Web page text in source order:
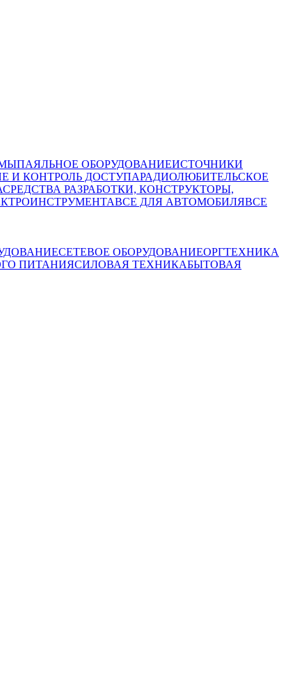
ПАЯЛЬНОЕ ОБОРУДОВАНИЕИСТОЧНИКИ
И КОНТРОЛЬ ДОСТУПАРАДИОЛЮБИТЕЛЬСКОЕ
СРЕДСТВА РАЗРАБОТКИ, КОНСТРУКТОРЫ,
ВСЕ ДЛЯ АВТОМОБИЛЯВСЕ
СЕТЕВОЕ ОБОРУДОВАНИЕОРГТЕХНИКА
ПИТАНИЯСИЛОВАЯ ТЕХНИКАБЫТОВАЯ